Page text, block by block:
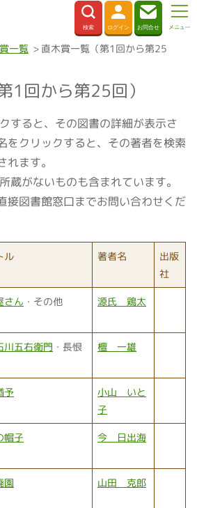
一覧
直木賞一覧（第1回から第25
1回から第25回）
すると、その図書の詳細が表示さ
をクリックすると、その著者を検索
ます。
蔵がないものも含まれています。
接図書館窓口までお問い合わせくだ
ル 著者名
出版
社
さん ・その他 源氏 鶏太
川五右衛門 ・長恨
檀 一雄
予
小山 いと
子
帽子 今 日出海
園 山田 克郎